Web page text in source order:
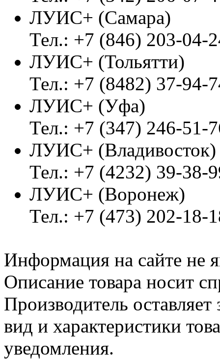
ЛУИС+ (Самара)
Тел.: +7 (846) 203-04-
ЛУИС+ (Тольятти)
Тел.: +7 (8482) 37-94-
ЛУИС+ (Уфа)
Тел.: +7 (347) 246-51-
ЛУИС+
Тел.: +7 (4232) 39-38-
ЛУИС+ (Воронеж)
Тел.: +7 (473) 202-18-
Информация на сайте не
Описание товара носит
Производитель
вид и характеристики
уведомления.